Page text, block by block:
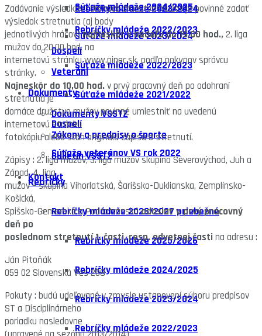
Rebríčky mládeže 2023/2024
Rebríčky mládeže 2022/2023
Dospelí
Veteráni
Dokumenty
Dokumenty VSSTZ
Zákony a predpisy o športe
Bulletin VSSTZ
Kontakt
Súťaže mládeže 2024/2025
Súťaže mládeže 2023/2024
Súťaže mládeže 2022/2023
Súťaže mládeže 2021/2022
Dospelí
Súťaže veteránov VS rok 2022
Rebríčky
Rebríčky mládeže 2026/2027 priebežné
Rebríčky mládeže 2025/2026
Rebríčky mládeže 2024/2025
Rebríčky mládeže 2023/2024
Rebríčky mládeže 2022/2023
Zadávanie výsledkov : domáce družstvo mužov je povinné zadať
výsledok stretnutia (aj body
jednotlivých hráčov)najneskôr v nedeľu do 19,00 hod., 2. liga
mužov do 20,00 hod. na
internetovú stránku www.pinec.sk, podľa pokynov správcu
stránky.
Najneskôr do 10,00 hod. v prvý pracovný deň po odohraní
stretnutia je
domáce družstvo mužov povinné umiestniť na uvedenú
internetovú stránku
fotokópiu alebo scan originálu zápisu o stretnutí.
Zápisy : 2. liga mužov, 3. liga mužov skupina Severovýchod, Juh a
Západ, 4. liga
mužov – skupina Vihorlatská, Šarišsko-Duklianska, Zemplínsko-
Košická,
Spišsko-Gemerská a Podtatranskáodoslať v prvý pracovný
deň po
poslednom stretnutí 1. časti, resp. odvetnej časti na adresu :
Ján Pitoňák
059 02 Slovenská Ves 208
Pokuty : budú udeľované v zmysle ustanovení súboru predpisov
ST a Disciplinárneho
poriadku nasledovne